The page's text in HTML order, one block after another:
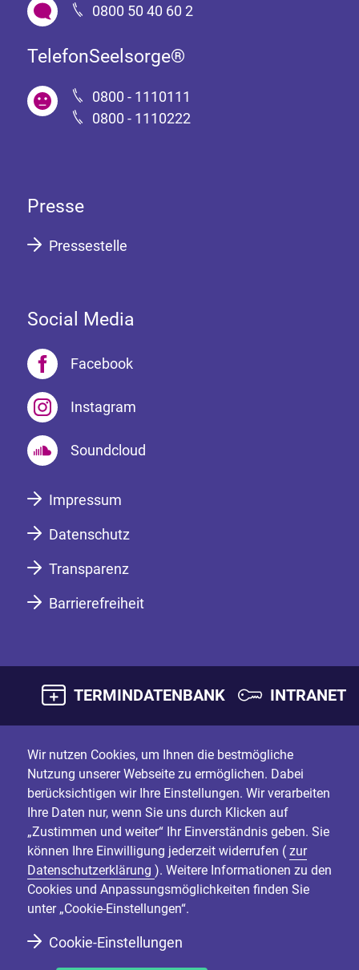
0800 50 40 60 2
TelefonSeelsorge®
0800 - 1110111
0800 - 1110222
Presse
Pressestelle
Social Media
Facebook
Instagram
Soundcloud
Impressum
Datenschutz
Transparenz
Barrierefreiheit
TERMINDATENBANK INTRANET
Wir nutzen Cookies, um Ihnen die bestmögliche
Nutzung unserer Webseite zu ermöglichen. Dabei
berücksichtigen wir Ihre Einstellungen. Wir verarbeiten
Ihre Daten nur, wenn Sie uns durch Klicken auf
„Zustimmen und weiter“ Ihr Einverständnis geben. Sie
können Ihre Einwilligung jederzeit widerrufen ( zur
Datenschutzerklärung ). Weitere Informationen zu den
Cookies und Anpassungsmöglichkeiten finden Sie
unter „Cookie-Einstellungen“.
Cookie-Einstellungen